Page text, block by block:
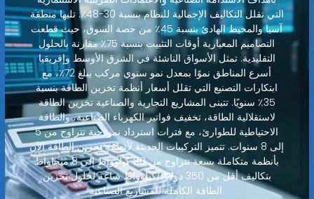
التي تقلل التكاليف الإجمالية للنظام بنسبة 30-48٪. تليها منطقة
آسيا والمحيط الهادئ بنسبة 45٪ من حصة السوق، حيث قطعت
التصاميم المعيارية أوقات التثبيت بنسبة 75٪ مقارنة بالحلول
التقليدية. تمثل الأسواق الناشئة في الشرق الأوسط وإفريقيا
أسرع المناطق نموًا بمعدل نمو سنوي مركب يبلغ 72٪، مع
ابتكارات التصنيع التي تقلل أسعار أنظمة تخزين الطاقة بنسبة
35٪ سنويًا. تتبنى المشاريع التجارية والصناعية تخزين الطاقة
لاستقلالية الطاقة، تخفيف فواتير الكهرباء الصناعية، والطاقة
الاحتياطية للطوارئ، مع فترات استرداد نموذجية تتراوح من 5
إلى 8 سنوات. تتميز التركيبات الحديثة لأنظمة تخزين الطاقة الآن
بأنظمة متكاملة بسعة تتراوح من 80 كيلوواط إلى 8 ميجاواط
بتكاليف أقل من 350 دولارًا/كيلوواط ساعة لحلول تخزين
الطاقة الكاملة للمشاريع الصناعية.